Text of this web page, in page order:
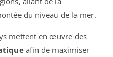
du niveau de la mer.
mettent en œuvre des
afin de maximiser